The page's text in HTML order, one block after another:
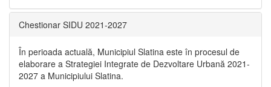
Chestionar SIDU 2021-2027
În perioada actuală, Municipiul Slatina este în procesul de
elaborare a Strategiei Integrate de Dezvoltare Urbană 2021‐
2027 a Municipiului Slatina.